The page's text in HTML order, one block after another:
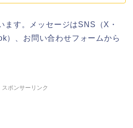
ます。メッセージはSNS（X・
）、お問い合わせフォームから
スポンサーリンク